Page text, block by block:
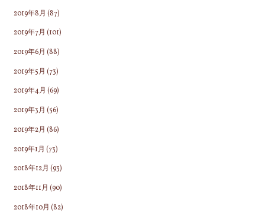
2019年8月 (87)
2019年7月 (101)
2019年6月 (88)
2019年5月 (73)
2019年4月 (69)
2019年3月 (56)
2019年2月 (86)
2019年1月 (73)
2018年12月 (93)
2018年11月 (90)
2018年10月 (82)